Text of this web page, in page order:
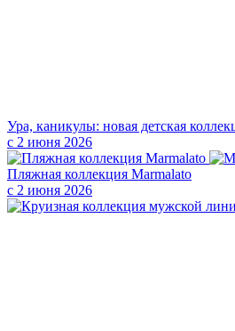
Ура, каникулы: новая детская
с 2 июня 2026
Пляжная коллекция Marmalato
с 2 июня 2026